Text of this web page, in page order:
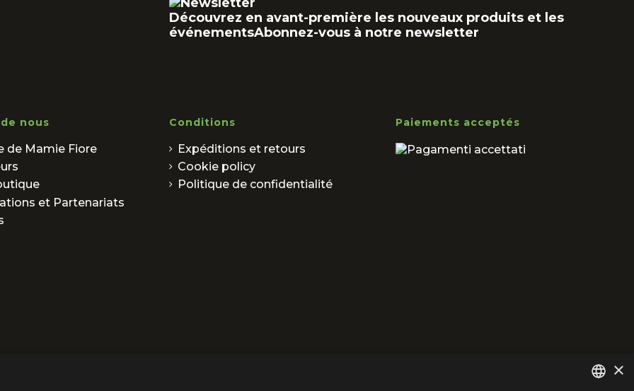
Découvrez en avant-première les nouveaux produits et les
événementsAbonnez-vous à notre newsletter
nous
de Mamie Fiore
et Partenariats
Conditions
Expéditions et retours
Cookie policy
Politique de confidentialité
Paiements acceptés
×